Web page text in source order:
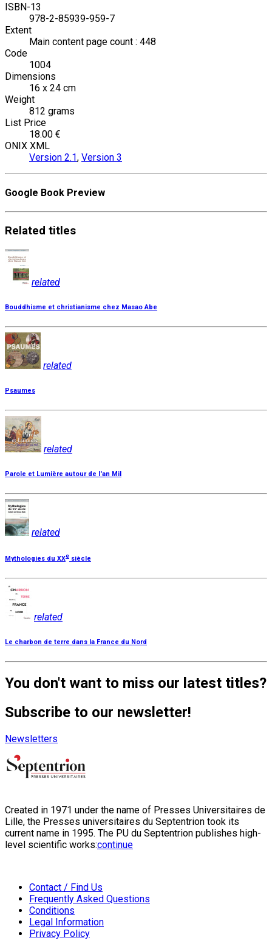
ISBN-13
978-2-85939-959-7
Extent
Main content page count : 448
Code
1004
Dimensions
16 x 24 cm
Weight
812 grams
List Price
18.00 €
ONIX XML
Version 2.1, Version 3
Google Book Preview
Related titles
related
Bouddhisme et christianisme chez Masao Abe
related
Psaumes
related
Parole et Lumière autour de l'an Mil
related
Mythologies du XXe siècle
related
Le charbon de terre dans la France du Nord
You don't want to miss our latest titles?
Subscribe to our newsletter!
Newsletters
Created in 1971 under the name of Presses Universitaires de
Lille, the Presses universitaires du Septentrion took its
current name in 1995. The PU du Septentrion publishes high-
level scientific works:continue
Contact / Find Us
Frequently Asked Questions
Conditions
Legal Information
Privacy Policy